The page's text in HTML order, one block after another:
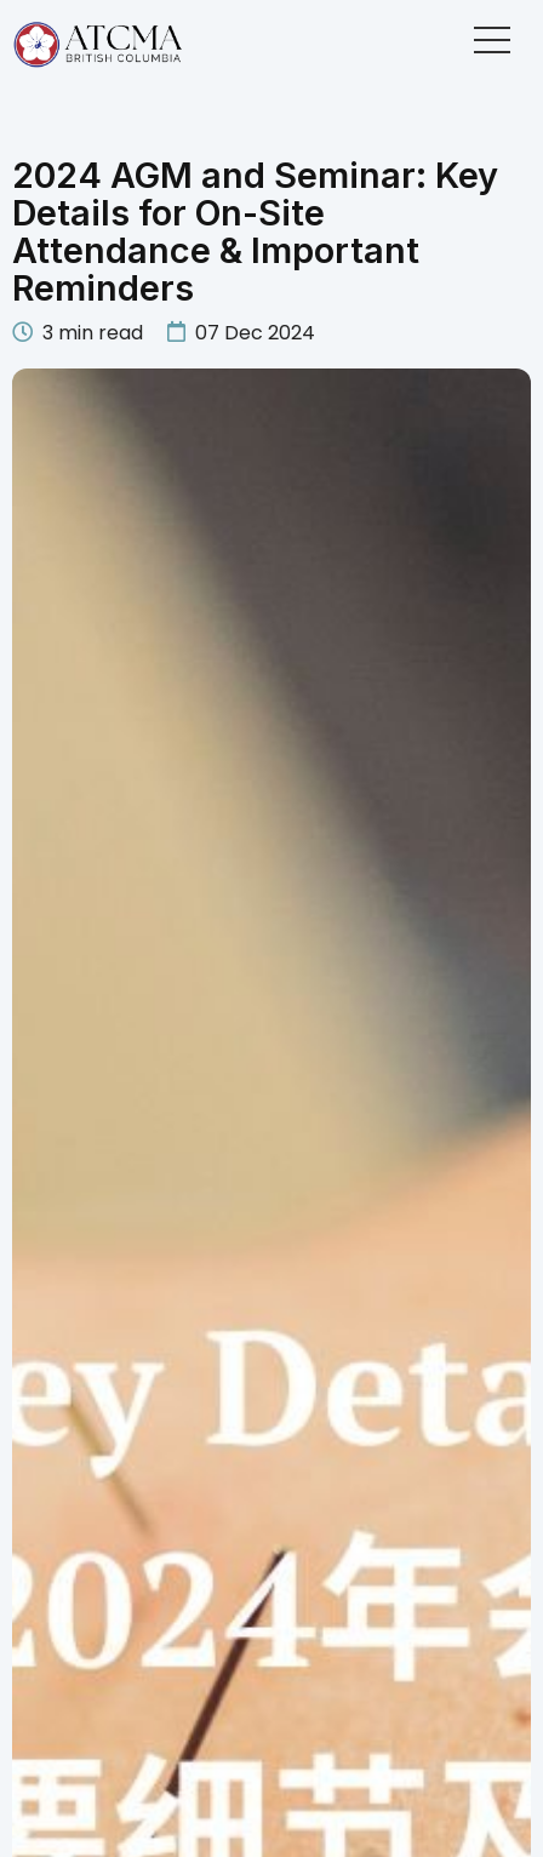
2024 AGM and Seminar: Key
Details for On-Site
Attendance & Important
Reminders
3 min read 07 Dec 2024